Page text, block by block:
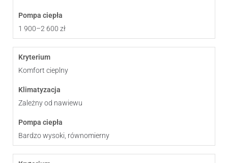
1 900–2 600 zł
Komfort cieplny
Zależny od nawiewu
Bardzo wysoki, równomierny